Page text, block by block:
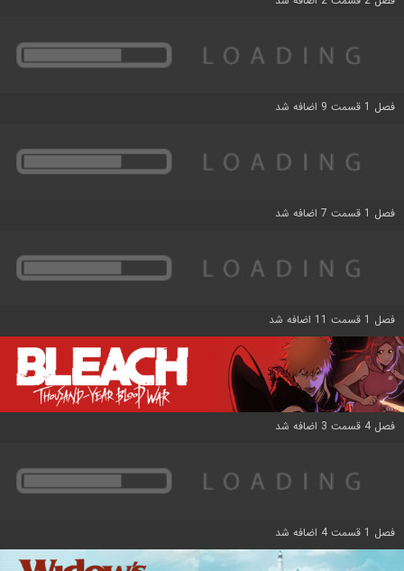
فصل 1 قسمت 9 اضافه شد
فصل 1 قسمت 7 اضافه شد
فصل 1 قسمت 11 اضافه شد
فصل 4 قسمت 3 اضافه شد
فصل 1 قسمت 4 اضافه شد